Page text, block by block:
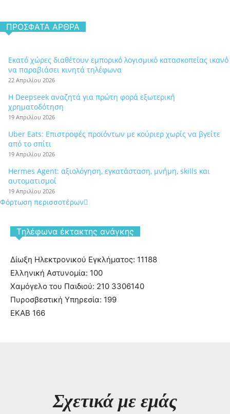
ΠΡΌΣΦΑΤΑ ΆΡΘΡΑ
Εκατό χώρες διαθέτουν εμπορικό λογισμικό κατασκοπείας ικανό
να παραβιάσει κινητά τηλέφωνα
22 Απριλίου 2026
Η Deepseek αναζητά για πρώτη φορά εξωτερική
χρηματοδότηση
19 Απριλίου 2026
Uber Eats: Επιστροφές προϊόντων με κούριερ χωρίς να βγείτε
από το σπίτι
19 Απριλίου 2026
Hermes Agent: αξιολόγηση, εγκατάσταση, μνήμη, skills και
αυτοματισμοί
19 Απριλίου 2026
Φόρτωση περισσοτέρων
Tηλέφωνα έκτακτης ανάγκης
Δίωξη Ηλεκτρονικού Εγκλήματος: 11188
Ελληνική Αστυνομία: 100
Χαμόγελο του Παιδιού: 210 3306140
Πυροσβεστική Υπηρεσία: 199
ΕΚΑΒ 166
Σχετικά με εμάς